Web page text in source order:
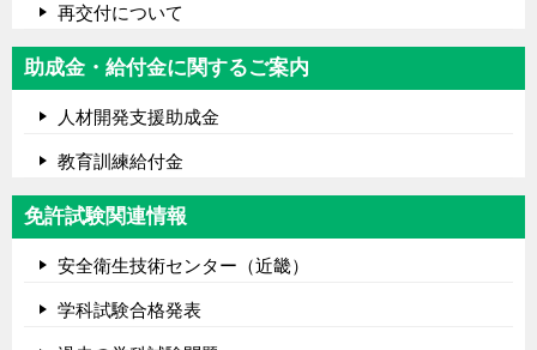
再交付について
助成金・給付金に関するご案内
人材開発支援助成金
教育訓練給付金
免許試験関連情報
安全衛生技術センター（近畿）
学科試験合格発表